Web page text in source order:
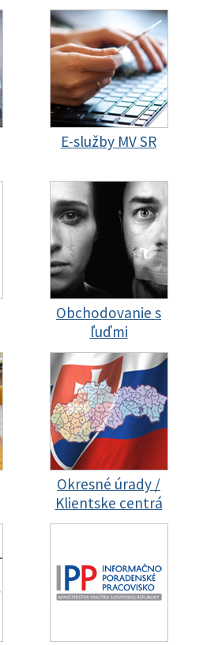
E-služby MV SR
Obchodovanie s
ľuďmi
Okresné úrady /
Klientske centrá